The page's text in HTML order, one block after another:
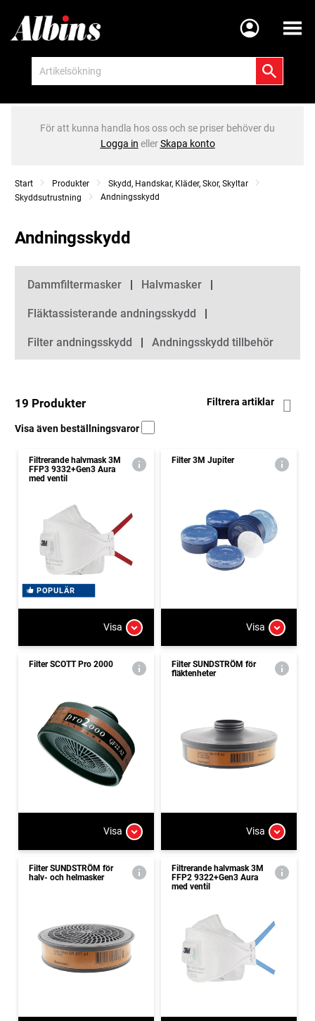
Meny
För att kunna handla hos oss och se priser behöver du
Logga in ellerSkapa konto
Start Produkter
Skydd, Handskar, Kläder, Skor, Skyltar
Skyddsutrustning
Andningsskydd
Andningsskydd
Kategorier
Dammfiltermasker Halvmasker
Fläktassisterande andningsskydd
Filter andningsskydd Andningsskydd tillbehör
19 Produkter Filtrera artiklar
Visa även beställningsvaror
Filtrerande halvmask 3M
FFP3 9332+Gen3 Aura
med ventil
POPULÄR
Visa
Filter 3M Jupiter
Visa
Filter SCOTT Pro 2000
Visa
Filter SUNDSTRÖM för
fläktenheter
Visa
Filter SUNDSTRÖM för
halv- och helmasker
Filtrerande halvmask 3M
FFP2 9322+Gen3 Aura
med ventil